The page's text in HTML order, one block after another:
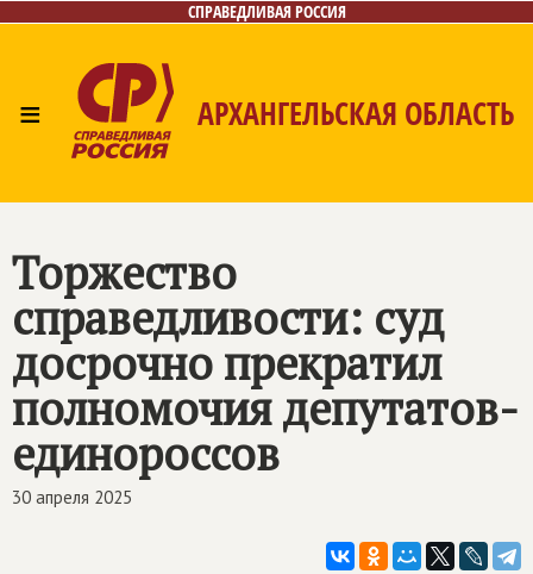
СПРАВЕДЛИВАЯ РОССИЯ
≡ АРХАНГЕЛЬСКАЯ ОБЛАСТЬ
Торжество
справедливости: суд
досрочно прекратил
полномочия депутатов-
единороссов
30 апреля 2025